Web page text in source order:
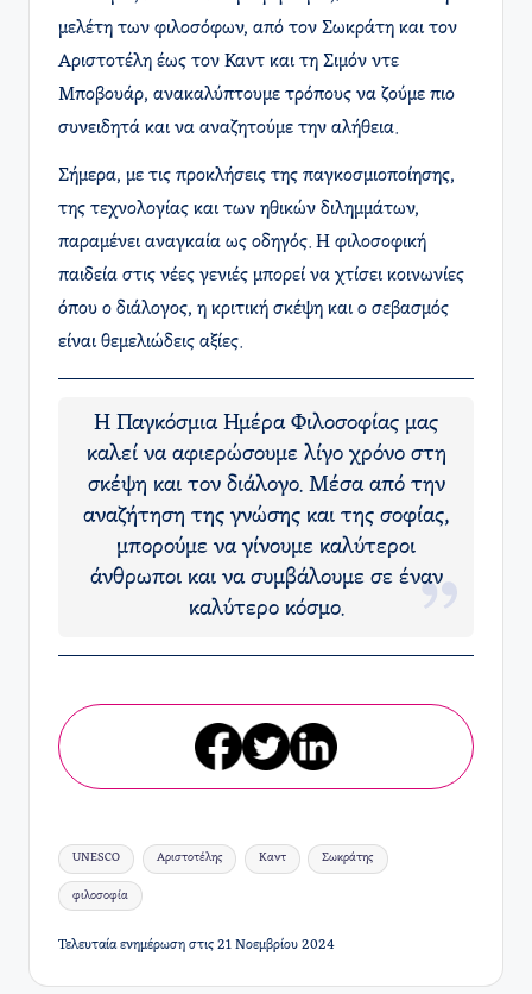
μελέτη των φιλοσόφων, από τον Σωκράτη και τον
Αριστοτέλη έως τον Καντ και τη Σιμόν ντε
Μποβουάρ, ανακαλύπτουμε τρόπους να ζούμε πιο
συνειδητά και να αναζητούμε την αλήθεια.
Σήμερα, με τις προκλήσεις της παγκοσμιοποίησης,
της τεχνολογίας και των ηθικών διλημμάτων,
παραμένει αναγκαία ως οδηγός. Η φιλοσοφική
παιδεία στις νέες γενιές μπορεί να χτίσει κοινωνίες
όπου ο διάλογος, η κριτική σκέψη και ο σεβασμός
είναι θεμελιώδεις αξίες.
Η Παγκόσμια Ημέρα Φιλοσοφίας μας
καλεί να αφιερώσουμε λίγο χρόνο στη
σκέψη και τον διάλογο. Μέσα από την
αναζήτηση της γνώσης και της σοφίας,
μπορούμε να γίνουμε καλύτεροι
άνθρωποι και να συμβάλουμε σε έναν
καλύτερο κόσμο.
Ετικέτες:
UNESCO Αριστοτέλης Καντ Σωκράτης
φιλοσοφία
Τελευταία ενημέρωση στις 21 Νοεμβρίου 2024